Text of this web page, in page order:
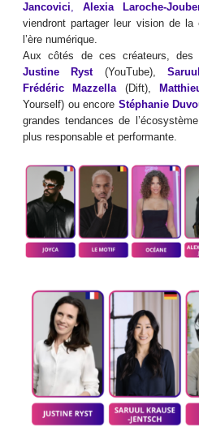
Jancovici, Alexia Laroche-
viendront partager leur vision de la
l’ère numérique.
Aux côtés de ces créateurs, des
Justine Ryst(YouTube),
Frédéric Mazzella(Dift),
Yourself) ou encore Stéphanie
grandes tendances de
plus responsable et performante.